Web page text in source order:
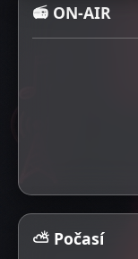
📻 ON-AIR
⛅ Počasí